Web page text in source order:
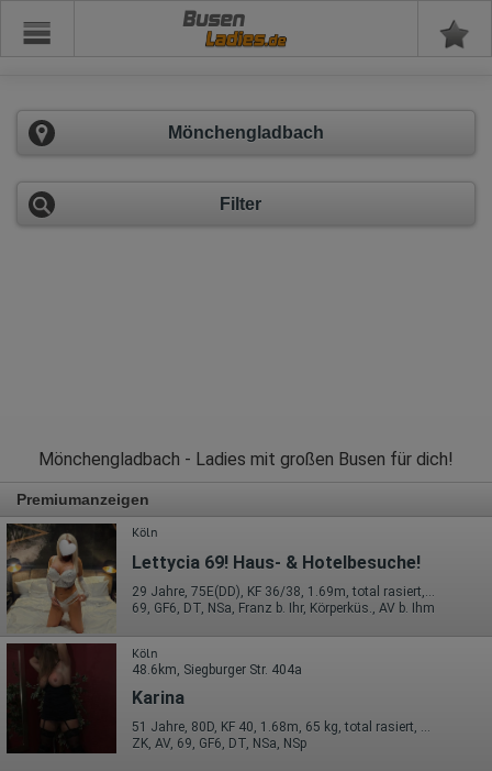
Busen
Mönchengladbach
Filter
Mönchengladbach - Ladies mit großen Busen für dich!
Premiumanzeigen
Köln
Lettycia 69! Haus- & Hotelbesuche!
69, GF6, DT, NSa, Franz b. Ihr, Körperküs., AV b. Ihm
Köln
48.6km, Siegburger Str. 404a
Karina
51 Jahre, 80D, KF 40, 1.68m, 65 kg, total rasiert, deutsch
ZK, AV, 69, GF6, DT, NSa, NSp